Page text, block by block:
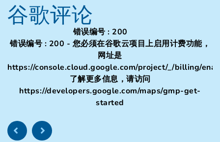
谷歌评论
错误编号 : 200
错误编号 : 200 - 您必须在谷歌云项目上启用计费功能，
网址是
https://console.cloud.google.com/project/_/billing/
了解更多信息，请访问
https://developers.google.com/maps/gmp-get-
started